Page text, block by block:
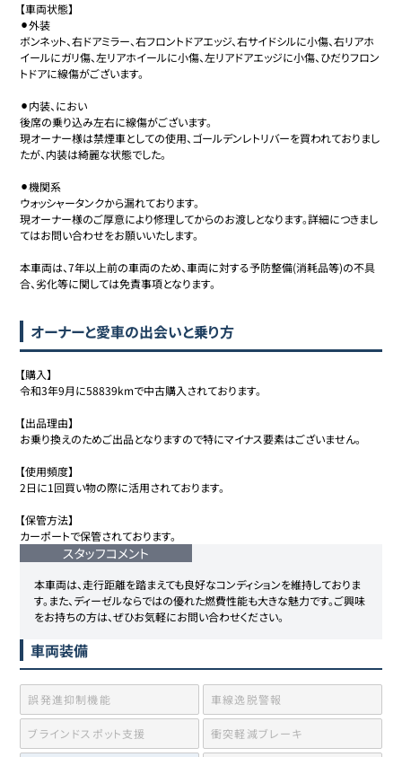
【車両状態】
⚫︎外装
ボンネット、右ドアミラー、右フロントドアエッジ、右サイドシルに小傷、右リアホ
イールにガリ傷、左リアホイールに小傷、左リアドアエッジに小傷、ひだりフロン
トドアに線傷がございます。
⚫︎内装、におい
後席の乗り込み左右に線傷がございます。
現オーナー様は禁煙車としての使用、ゴールデンレトリバーを買われておりまし
たが、内装は綺麗な状態でした。
⚫︎機関系
ウォッシャータンクから漏れております。
現オーナー様のご厚意により修理してからのお渡しとなります。詳細につきまし
てはお問い合わせをお願いいたします。
本車両は、7年以上前の車両のため、車両に対する予防整備(消耗品等)の不具
合、劣化等に関しては免責事項となります。
オーナーと愛車の出会いと乗り方
【購入】
令和3年9月に58839kmで中古購入されております。
【出品理由】
お乗り換えのためご出品となりますので特にマイナス要素はございません。
【使用頻度】
2日に1回買い物の際に活用されております。
【保管方法】
カーポートで保管されております。
スタッフコメント
本車両は、走行距離を踏まえても良好なコンディションを維持しておりま
す。また、ディーゼルならではの優れた燃費性能も大きな魅力です。ご興味
をお持ちの方は、ぜひお気軽にお問い合わせください。
車両装備
誤発進抑制機能 車線逸脱警報
ブラインドスポット支援 衝突軽減ブレーキ